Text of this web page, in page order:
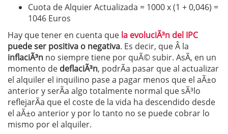
Cuota de Alquier Actualizada = 1000 x (1 + 0,046) =
1046 Euros
Hay que tener en cuenta que la evoluciÃ³n del IPC
puede ser positiva o negativa. Es decir, que Â la
inflaciÃ³n no siempre tiene por quÃ© subir. AsÃ­, en un
momento de deflaciÃ³n, podrÃ­a pasar que al actualizar
el alquiler el inquilino pase a pagar menos que el aÃ±o
anterior y serÃ­a algo totalmente normal que sÃ³lo
reflejarÃ­a que el coste de la vida ha descendido desde
el aÃ±o anterior y por lo tanto no se puede cobrar lo
mismo por el alquiler.